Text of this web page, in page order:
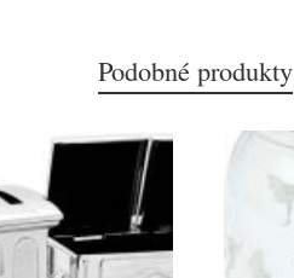
Podobné produkty